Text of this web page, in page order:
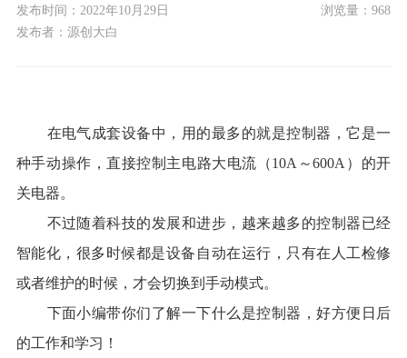
发布时间： 2022年10月29日 浏览量：968
发布者： 源创大白
在电气成套设备中，用的最多的就是控制器，它是一
种手动操作 ，直接控制主电路大电流（10A ～600A ）的开
关电器。
不过随着科技的发展和进步，越来越多的控制器已经
智能化，很多时候都是设备自动在运行，只有在人工检修
或者维护的时候，才会切换到手动模式。
下面小编带你们了解一下什么是控制器，好方便日后
的工作和学习！